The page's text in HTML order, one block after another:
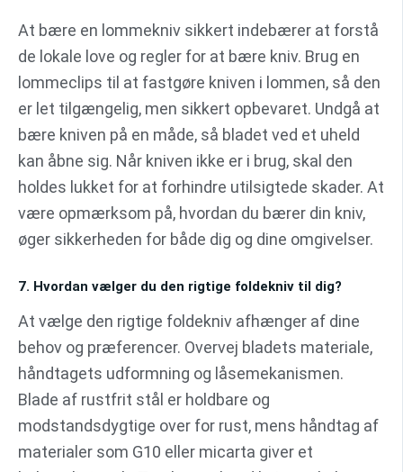
At bære en lommekniv sikkert indebærer at forstå
de lokale love og regler for at bære kniv. Brug en
lommeclips til at fastgøre kniven i lommen, så den
er let tilgængelig, men sikkert opbevaret. Undgå at
bære kniven på en måde, så bladet ved et uheld
kan åbne sig. Når kniven ikke er i brug, skal den
holdes lukket for at forhindre utilsigtede skader. At
være opmærksom på, hvordan du bærer din kniv,
øger sikkerheden for både dig og dine omgivelser.
7. Hvordan vælger du den rigtige foldekniv til dig?
At vælge den rigtige foldekniv afhænger af dine
behov og præferencer. Overvej bladets materiale,
håndtagets udformning og låsemekanismen.
Blade af rustfrit stål er holdbare og
modstandsdygtige over for rust, mens håndtag af
materialer som G10 eller micarta giver et